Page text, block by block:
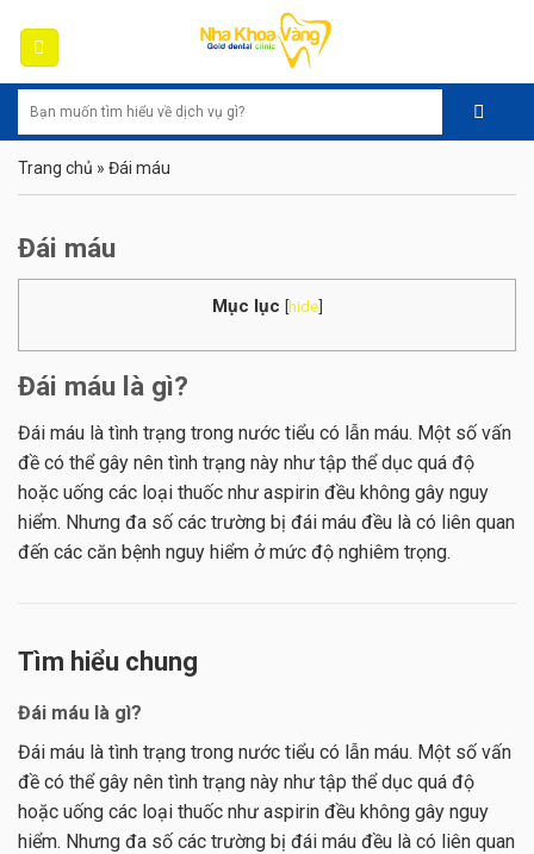
content
Trang chủ » Đái máu
Đái máu
Mục lục [hide]
Đái máu là gì?
Đái máu là tình trạng trong nước tiểu có lẫn máu. Một số vấn
đề có thể gây nên tình trạng này như tập thể dục quá độ
hoặc uống các loại thuốc như aspirin đều không gây nguy
hiểm. Nhưng đa số các trường bị đái máu đều là có liên quan
đến các căn bệnh nguy hiểm ở mức độ nghiêm trọng.
Tìm hiểu chung
Đái máu là gì?
Đái máu là tình trạng trong nước tiểu có lẫn máu. Một số vấn
đề có thể gây nên tình trạng này như tập thể dục quá độ
hoặc uống các loại thuốc như aspirin đều không gây nguy
hiểm. Nhưng đa số các trường bị đái máu đều là có liên quan